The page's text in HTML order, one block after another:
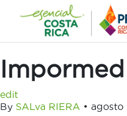
contenido
edit
By SALva RIERA • agosto